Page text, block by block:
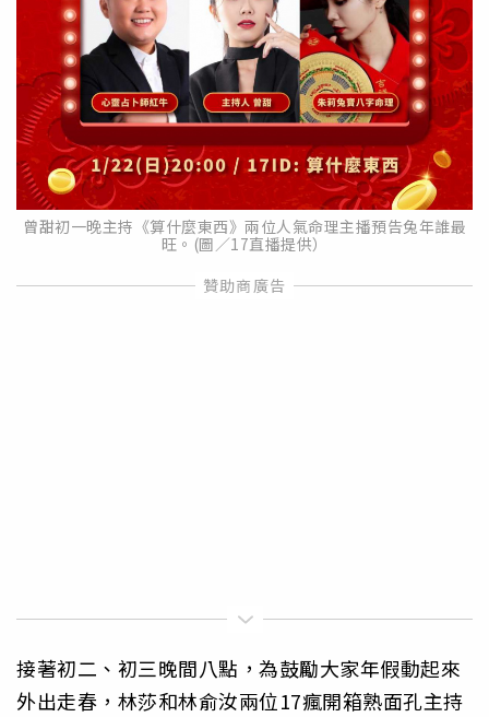
曾甜初一晚主持《算什麼東西》兩位人氣命理主播預告兔年誰最
旺。(圖／17直播提供）
接著初二、初三晚間八點，為鼓勵大家年假動起來
外出走春，林莎和林俞汝兩位17瘋開箱熟面孔主持